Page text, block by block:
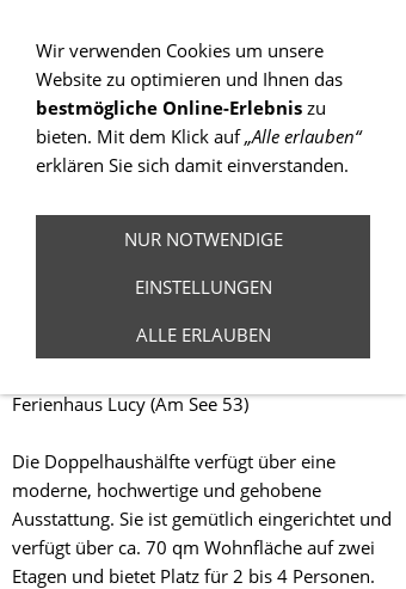
Website, die für mobile Geräte optimiert wurde.
Zur Desktop-Version
Hinweis nicht mehr anzeigen
Ferienhaus Lucy
Haus 53
Ferienhaus Lucy (Am See 53)
Die Doppelhaushälfte verfügt über eine
moderne, hochwertige und gehobene
Ausstattung. Sie ist gemütlich eingerichtet und
verfügt über ca. 70 qm Wohnfläche auf zwei
Etagen und bietet Platz für 2 bis 4 Personen.
Wir verwenden Cookies um unsere
Website zu optimieren und Ihnen das
bestmögliche Online-Erlebnis zu
bieten. Mit dem Klick auf„Alle erlauben“
erklären Sie sich damit einverstanden.
NUR NOTWENDIGE
EINSTELLUNGEN
ALLE ERLAUBEN